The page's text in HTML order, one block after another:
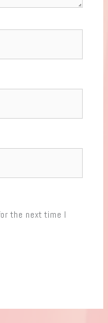
the next time I